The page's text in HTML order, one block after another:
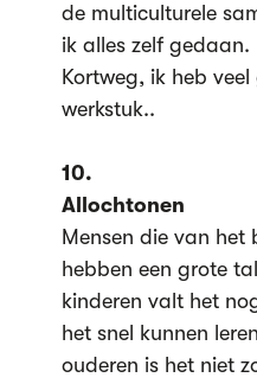
de multiculturele
ik alles zelf gedaan.
Kortweg, ik heb
werkstuk..
10.
Allochtonen
Mensen die van het
hebben een grote
kinderen valt het
het snel kunnen
ouderen is het niet